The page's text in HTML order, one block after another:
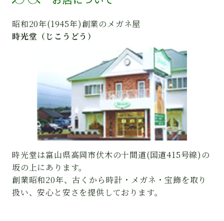
昭和20年(1945年)創業のメガネ屋
時光堂（じこうどう）
時光堂は富山県高岡市伏木の十間道(国道415号線)の
坂の上にあります。
創業昭和20年、古くから時計・メガネ・宝飾を取り
扱い、安心と安さを提供しております。